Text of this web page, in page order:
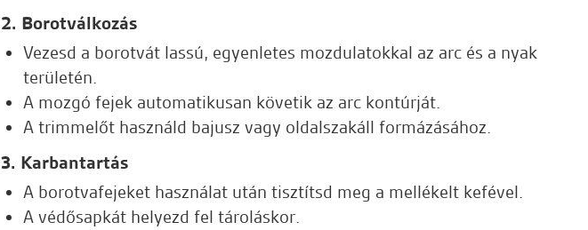
2. Borotválkozás
Vezesd a borotvát lassú, egyenletes mozdulatokkal az arc és a nyak
területén.
A mozgó fejek automatikusan követik az arc kontúrját.
A trimmelőt használd bajusz vagy oldalszakáll formázásához.
3. Karbantartás
A borotvafejeket használat után tisztítsd meg a mellékelt kefével.
A védősapkát helyezd fel tároláskor.